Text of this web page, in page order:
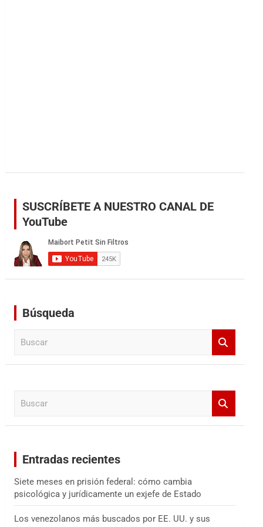
SUSCRÍBETE A NUESTRO CANAL DE
YouTube
Búsqueda
Entradas recientes
Siete meses en prisión federal: cómo cambia
psicológica y jurídicamente un exjefe de Estado
Los venezolanos más buscados por EE. UU. y sus